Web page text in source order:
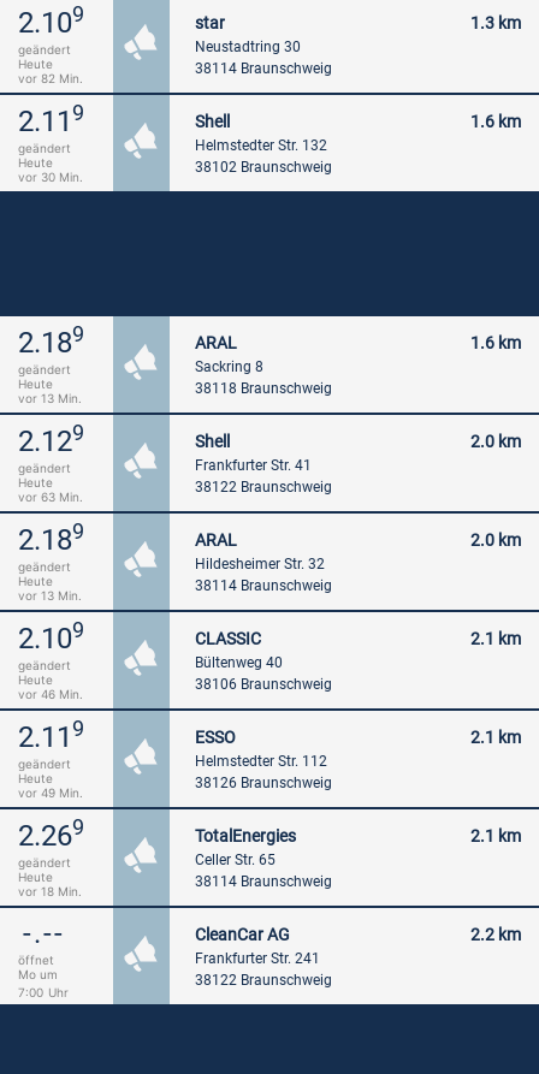
2.109
geändert
Heute
vor 82 Min.
star 1.3 km
Neustadtring 30
38114 Braunschweig
2.11 9
geändert
Heute
vor 30 Min.
Shell 1.6 km
Helmstedter Str. 132
38102 Braunschweig
2.189
geändert
Heute
vor 13 Min.
ARAL 1.6 km
Sackring 8
38118 Braunschweig
2.129
geändert
Heute
vor 63 Min.
Shell 2.0 km
Frankfurter Str. 41
38122 Braunschweig
2.189
geändert
Heute
vor 13 Min.
ARAL 2.0 km
Hildesheimer Str. 32
38114 Braunschweig
2.109
geändert
Heute
vor 46 Min.
CLASSIC 2.1 km
Bültenweg 40
38106 Braunschweig
2.11 9
geändert
Heute
vor 49 Min.
ESSO 2.1 km
Helmstedter Str. 112
38126 Braunschweig
2.269
geändert
Heute
vor 18 Min.
TotalEnergies 2.1 km
Celler Str. 65
38114 Braunschweig
-.--
öffnet
Mo um
7:00 Uhr
CleanCar AG 2.2 km
Frankfurter Str. 241
38122 Braunschweig